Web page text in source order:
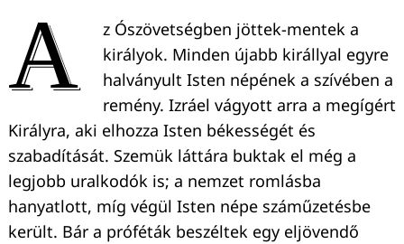
A
z Ószövetségben jöttek-mentek a
királyok. Minden újabb királlyal egyre
halványult Isten népének a szívében a
remény. Izráel vágyott arra a megígért
Királyra, aki elhozza Isten békességét és
szabadítását. Szemük láttára buktak el még a
legjobb uralkodók is; a nemzet romlásba
hanyatlott, míg végül Isten népe száműzetésbe
került. Bár a próféták beszéltek egy eljövendő